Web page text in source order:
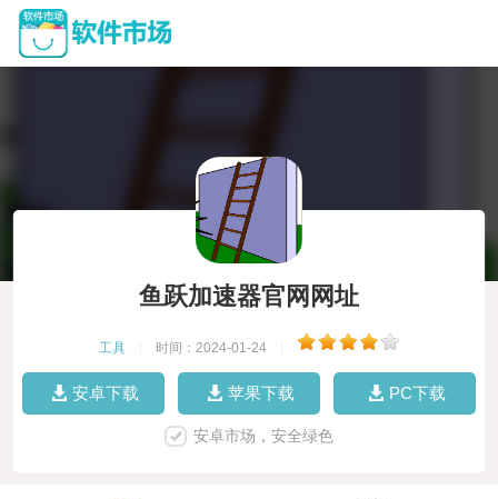
鱼跃加速器官网网址
工具 时间：2024-01-24
安卓下载 苹果下载 PC下载
安卓市场，安全绿色